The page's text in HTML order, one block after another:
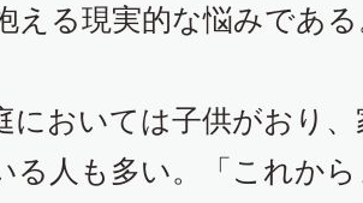
える現実的な悩みであ
においては子供がおり
る人も多い。「これか